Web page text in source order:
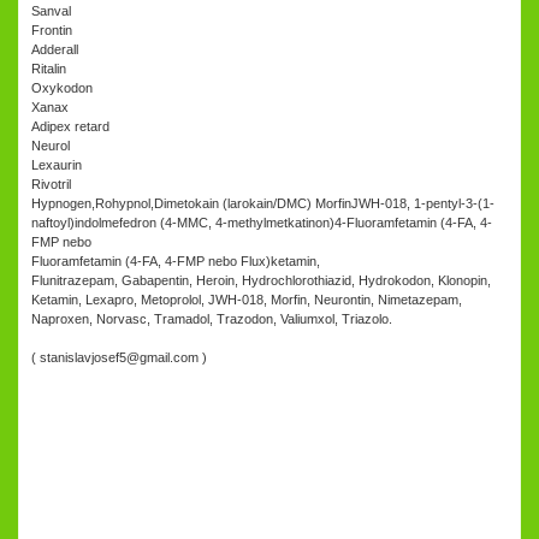
Sanval
Frontin
Adderall
Ritalin
Oxykodon
Xanax
Adipex retard
Neurol
Lexaurin
Rivotril
Hypnogen,Rohypnol,Dimetokain (larokain/DMC) MorfinJWH-018, 1-pentyl-3-(1-
naftoyl)indolmefedron (4-MMC, 4-methylmetkatinon)4-Fluoramfetamin (4-FA, 4-
FMP nebo
Fluoramfetamin (4-FA, 4-FMP nebo Flux)ketamin,
Flunitrazepam, Gabapentin, Heroin, Hydrochlorothiazid, Hydrokodon, Klonopin,
Ketamin, Lexapro, Metoprolol, JWH-018, Morfin, Neurontin, Nimetazepam,
Naproxen, Norvasc, Tramadol, Trazodon, Valiumxol, Triazolo.
( stanislavjosef5@gmail.com )